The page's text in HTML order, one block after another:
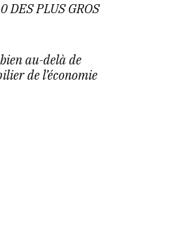
DES PLUS GROS
au-delà de
de l’économie